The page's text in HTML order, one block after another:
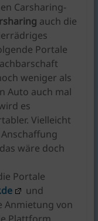
Carsharing-
auch die
Portale
weniger als
Auto auch mal
es
Vielleicht
wäre doch
Portale
und
Anmietung von